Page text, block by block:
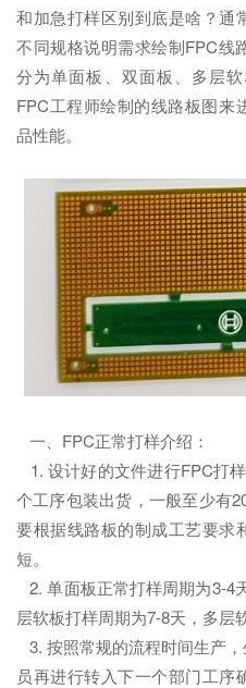
和加急打样区别到底是啥？通
不同规格说明需求绘制FPC线
分为单面板、双面板、多层
FPC工程师绘制的线路板图来
品性能。
一、FPC正常打样介绍：
1. 设计好的文件进行FPC打
个工序包装出货，一般至少有
要根据线路板的制成工艺要求
短。
2. 单面板正常打样周期为3-4
层软板打样周期为7-8天，多层
3. 按照常规的流程时间生产
员再进行转入下一个部门工